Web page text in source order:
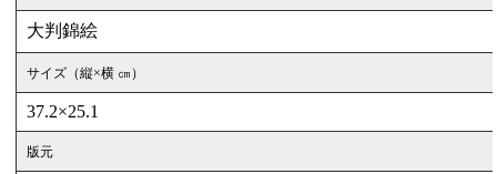
大判錦絵
サイズ（縦×横 ㎝）
37.2×25.1
版元